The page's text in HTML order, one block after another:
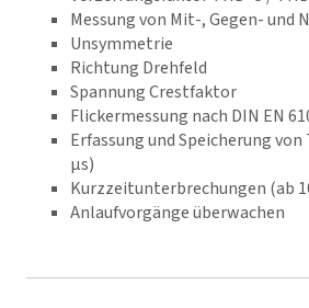
Messung von Mit-, Gegen- und
Unsymmetrie
Richtung Drehfeld
Spannung Crestfaktor
Flickermessung nach DIN EN
Erfassung und Speicherung
µs)
Kurzzeitunterbrechungen (ab
Anlaufvorgänge überwachen